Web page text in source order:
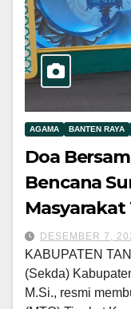
AGAMA BANTEN RAYA
Doa
Bencana
DESEMBER 7,
KABUPATEN
(Sekda)
M.Si., resmi